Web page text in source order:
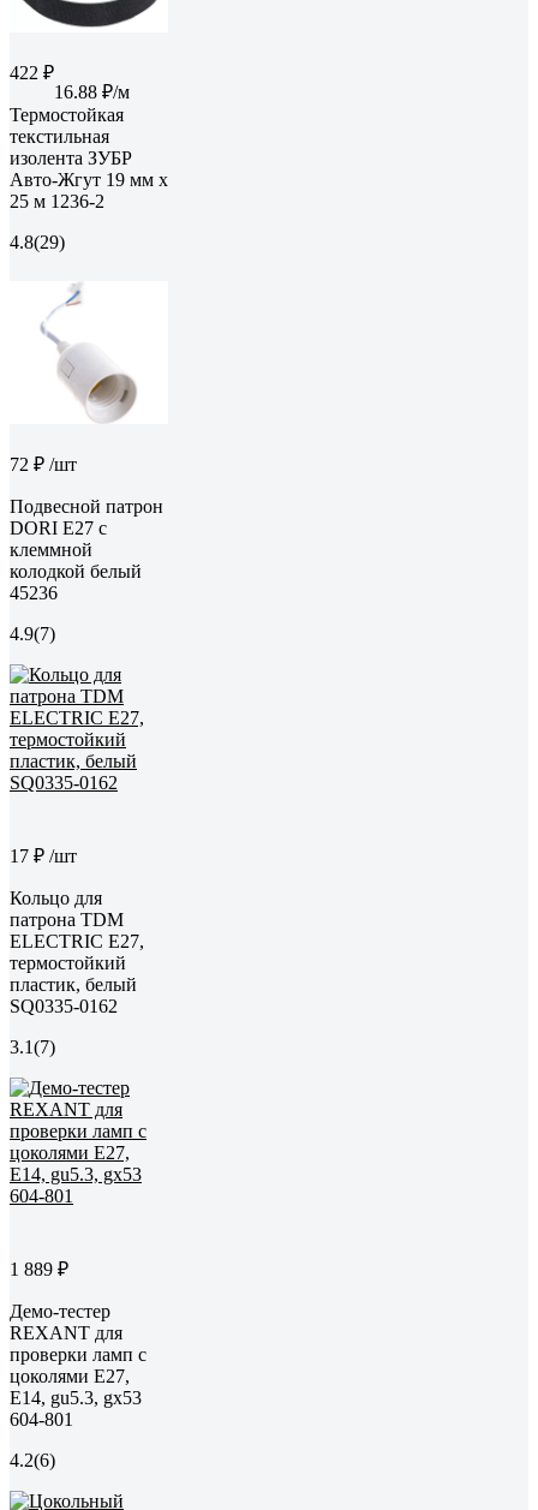
422 ₽
16.88 ₽/м
Термостойкая
текстильная
изолента ЗУБР
Авто-Жгут 19 мм х
25 м 1236-2
4.8(29)
72 ₽ /шт
Подвесной патрон
DORI Е27 с
клеммной
колодкой белый
45236
4.9(7)
17 ₽ /шт
Кольцо для
патрона TDM
ELECTRIC Е27,
термостойкий
пластик, белый
SQ0335-0162
3.1(7)
1 889 ₽
Демо-тестер
REXANT для
проверки ламп с
цоколями Е27,
Е14, gu5.3, gx53
604-801
4.2(6)